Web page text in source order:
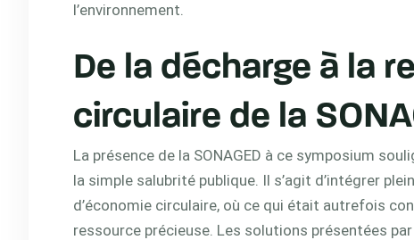
l’environnement.
De la décharge à la
circulaire de la
La présence de la SONAGED à ce symposium
la simple salubrité publique. Il s’agit d’intégrer
d’économie circulaire, où ce qui était autrefois
ressource précieuse. Les solutions présentées